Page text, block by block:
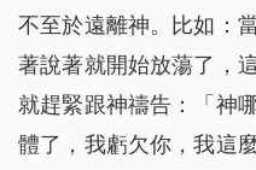
不至於遠離神。比如：
著說著就開始放蕩了，
就趕緊跟神禱告：「神
體了，我虧欠你，我這